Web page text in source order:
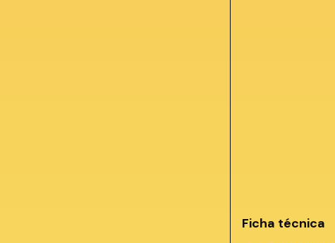
Ficha técnica